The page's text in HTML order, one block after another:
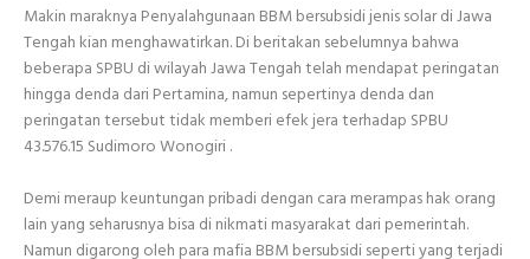
Makin maraknya Penyalahgunaan BBM bersubsidi jenis solar di Jawa
Tengah kian menghawatirkan. Di beritakan sebelumnya bahwa
beberapa SPBU di wilayah Jawa Tengah telah mendapat peringatan
hingga denda dari Pertamina, namun sepertinya denda dan
peringatan tersebut tidak memberi efek jera terhadap SPBU
43.576.15 Sudimoro Wonogiri .
Demi meraup keuntungan pribadi dengan cara merampas hak orang
lain yang seharusnya bisa di nikmati masyarakat dari pemerintah.
Namun digarong oleh para mafia BBM bersubsidi seperti yang terjadi